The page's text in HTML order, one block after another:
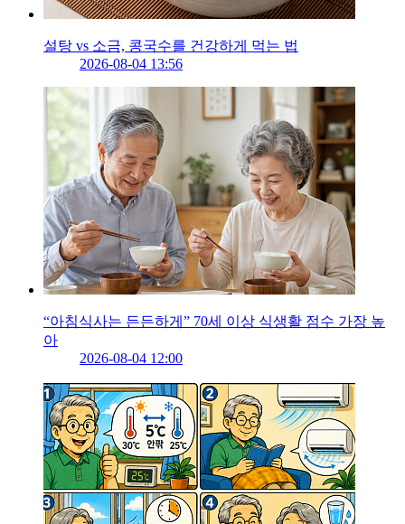
설탕 vs 소금, 콩국수를 건강하게 먹는 법
2026-08-04 13:56
“아침식사는 든든하게” 70세 이상 식생활 점수 가장 높
아
2026-08-04 12:00